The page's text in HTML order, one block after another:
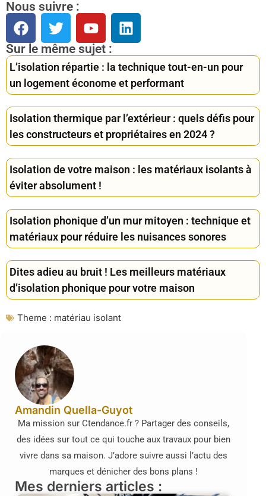
Nous suivre :
Sur le même sujet :
L’isolation répartie : la technique tout-en-un pour
un logement économe et performant
Isolation thermique par l’extérieur : quels défis pour
les constructeurs et propriétaires en 2024 ?
Isolation de votre maison : les matériaux isolants à
éviter absolument !
Isolation phonique d’un mur mitoyen : technique et
matériaux pour réduire les nuisances sonores
Dites adieu au bruit ! Les meilleurs matériaux
d’isolation phonique pour votre maison
Theme : matériau isolant
Amandin Quella-Guyot
Ma mission sur Ctendance.fr ? Partager des conseils,
des idées sur tout ce qui touche aux travaux pour bien
vivre dans sa maison. J’adore suivre aussi l’actu des
marques et dénicher des bons plans !
Mes derniers articles :